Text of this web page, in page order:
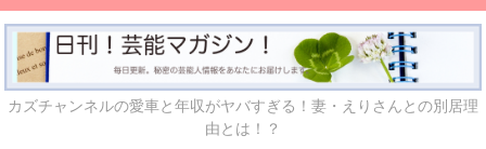
カズチャンネルの愛車と年収がヤバすぎる！妻・えりさんとの別居理
由とは！？